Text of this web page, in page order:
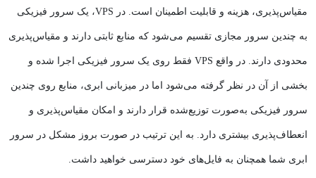
مقیاس‌پذیری، هزینه و قابلیت اطمینان است. در VPS، یک سرور فیزیکی
به چندین سرور مجازی تقسیم می‌شود که منابع ثابتی دارند و مقیاس‌پذیری
محدودی دارند. در واقع VPS فقط روی یک سرور فیزیکی اجرا شده و
بخشی از آن در نظر گرفته می‌شود اما در میزبانی ابری، منابع روی چندین
سرور فیزیکی به‌صورت توزیع‌شده قرار دارند و امکان مقیاس‌پذیری و
انعطاف‌پذیری بیشتری دارد. به این ترتیب در صورت بروز مشکل در سرور
ابری شما همچنان به فایل‌های خود دسترسی خواهید داشت.